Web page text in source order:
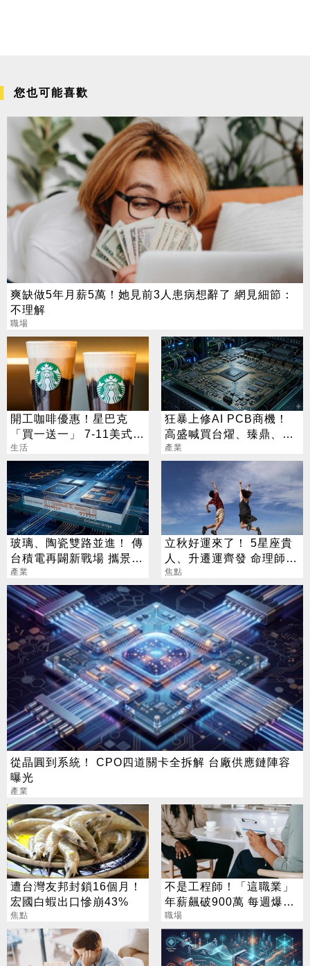
您也可能喜歡
爽缺做5年月薪5萬！她見前3人患病想辭了 網見細節：
不理解
職場
開工咖啡優惠！星巴克
「買一送一」 7-11美式買
7送7
生活
狂暴上修AI PCB商機！
高盛喊買台燿、臻鼎、台
產業
玻璃、陶瓷雙路並進！ 傳
台積電再闢新戰場 攜景碩
布局類EMIB
產業
立秋好運來了！ 5星座貴
人、升遷運齊發 命理師：
把握黃金轉運期
焦點
從晶圓到系統！ CPO四道關卡全拆解 台廠供應鏈陣容
曝光
產業
遭台灣友邦封鎖16個月！
宏國白蝦出口慘崩43%
焦點
不是工程師！「這職業」
年薪飆破900萬 每週爆肝
70小時仍搶破頭
職場